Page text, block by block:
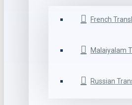
French
Malaiyalam
Russian